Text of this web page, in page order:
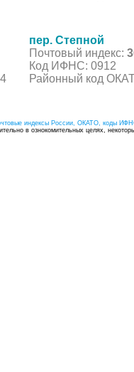
пер. Степной
Почтовый индекс:
Код ИФНС: 0912
Районный код
индексы России, ОКАТО, коды
в ознокомительных целях,